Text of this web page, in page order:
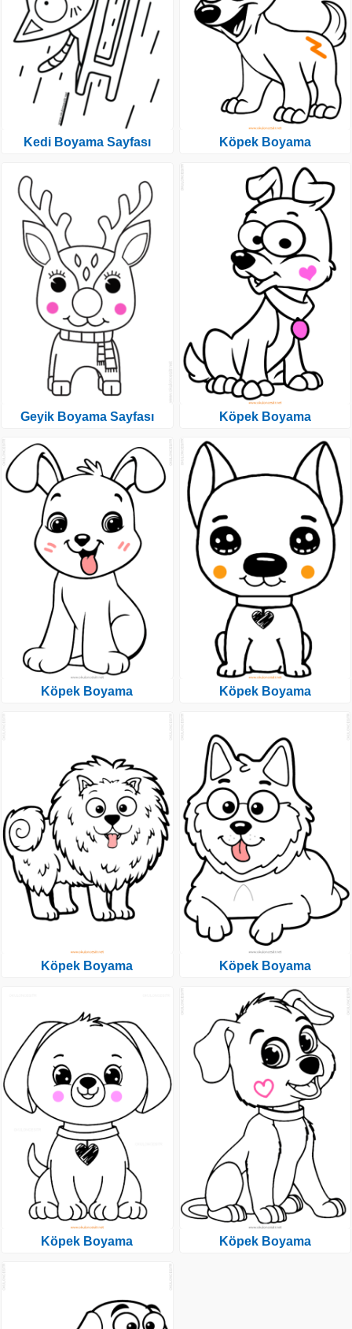
Kedi Boyama Sayfası
Geyik Boyama Sayfası
Köpek Boyama
Köpek Boyama
Köpek Boyama
Köpek Boyama
Köpek Boyama
Köpek Boyama
Köpek Boyama
Köpek Boyama